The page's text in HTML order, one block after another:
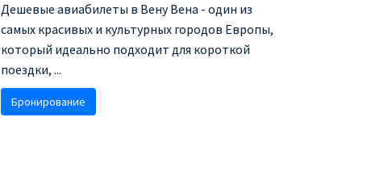
Дешевые авиабилеты в Вену Вена - один из
самых красивых и культурных городов Европы,
который идеально подходит для короткой
поездки, ...
Бронирование